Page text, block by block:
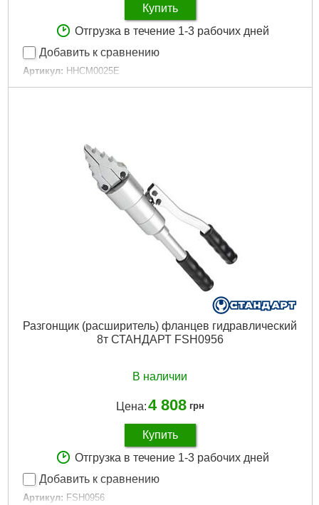
Купить
Отгрузка в течение 1-3 рабочих дней
Добавить к сравнению
Артикул: HHCM0025E
Код товара: 31.01.84
Гарантийный срок:
305 мм
370 мм
Минимальный диаметр обжатия:
Максимальный диаметр обжатия:
25 мм
Подробнее...
Разгонщик (расширитель) фланцев гидравлический
8т СТАНДАРТ FSH0956
В наличии
Цена:4 808 грн
Купить
Отгрузка в течение 1-3 рабочих дней
Добавить к сравнению
Артикул: FSH0956